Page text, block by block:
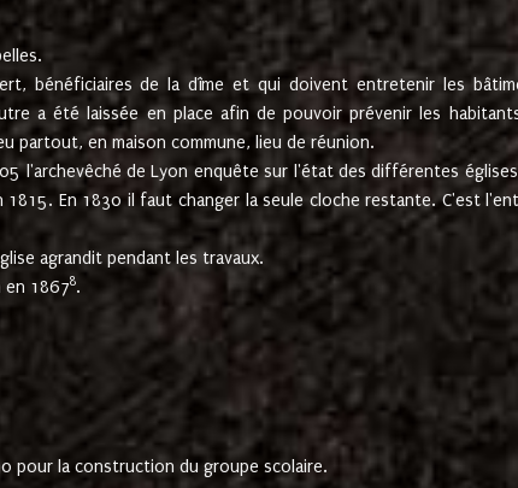
bénéficiaires de la dîme et qui doivent entretenir les
a été laissée en place afin de pouvoir prévenir les
partout, en maison commune, lieu de réunion.
l'archevêché de Lyon enquête sur l'état des différentes
En 1830 il faut changer la seule cloche restante. C'est
agrandit pendant les travaux.
en 18678.
pour la construction du groupe scolaire.